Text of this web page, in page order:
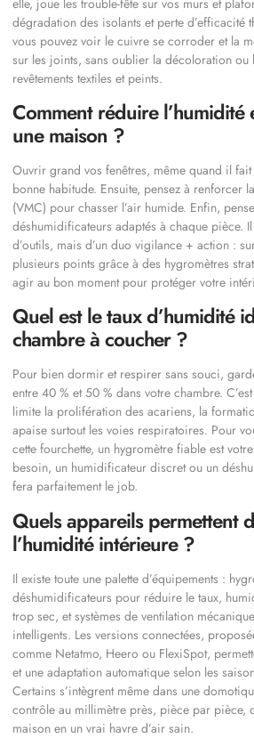
dégradation des isolants et perte d’efficacité
vous pouvez voir le cuivre se corroder et la
sur les joints, sans oublier la décoloration ou
revêtements textiles et peints.
Comment réduire l’humidité
une maison ?
Ouvrir grand vos fenêtres, même quand il
bonne habitude. Ensuite, pensez à renforcer
(VMC) pour chasser l’air humide. Enfin,
déshumidificateurs adaptés à chaque pièce.
d’outils, mais d’un duo vigilance + action :
plusieurs points grâce à des hygromètres
agir au bon moment pour protéger votre
Quel est le taux d’humidité
chambre à coucher ?
Pour bien dormir et respirer sans souci,
entre 40 % et 50 % dans votre chambre.
limite la prolifération des acariens, la
apaise surtout les voies respiratoires. Pour
cette fourchette, un hygromètre fiable est
besoin, un humidificateur discret ou un
fera parfaitement le job.
Quels appareils permettent
l’humidité intérieure ?
Il existe toute une palette d’équipements :
déshumidificateurs pour réduire le taux,
trop sec, et systèmes de ventilation
intelligents. Les versions connectées,
comme Netatmo, Heero ou FlexiSpot,
et une adaptation automatique selon les
Certains s’intègrent même dans une
contrôle au millimètre près, pièce par pièce,
maison en un vrai havre d’air sain.